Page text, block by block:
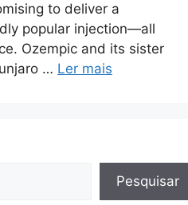
to deliver a
popular injection—all
Ozempic and its sister
… Ler mais
Pesquisar